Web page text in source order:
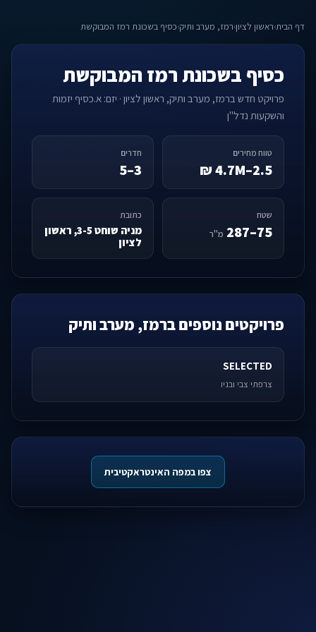
דף הבית›ראשון לציון›רמז, מערב ותיק›כסיף בשכונת רמז המבוקשת
כסיף בשכונת רמז המבוקשת
פרויקט חדש ברמז, מערב ותיק, ראשון לציון · יזם: א.כסיף יזמות
והשקעות נדל"ן
טווח מחירים
2.5–4.7M ₪
חדרים
3–5
שטח
75–287 מ"ר
כתובת
מניה שוחט 3-5, ראשון
לציון
פרויקטים נוספים ברמז, מערב ותיק
SELECTED
צרפתי צבי ובניו
צפו במפה האינטראקטיבית